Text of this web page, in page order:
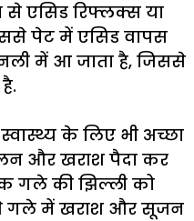
एसिड रिफ्लक्स या
पेट में एसिड वापस
में आ जाता है, जिससे
के लिए भी अच्छा
और खराश पैदा कर
गले की झिल्ली को
गले में खराश और सूजन